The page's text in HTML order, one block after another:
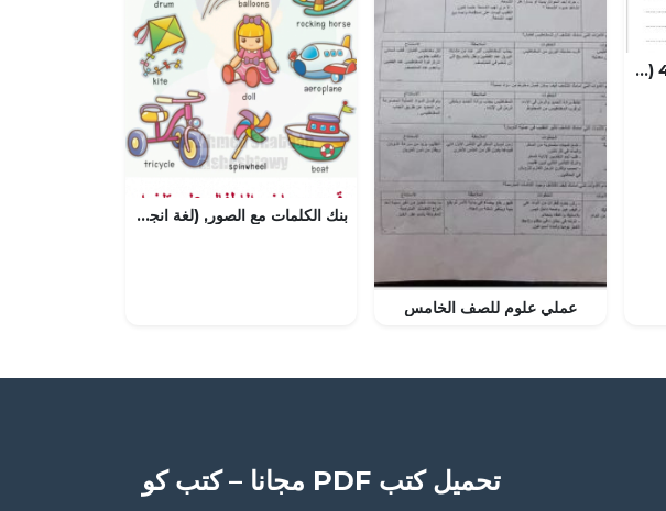
نشاط كتابة الأعداد وقراءتها 4 (رياضيات) الثاني
عملي علوم للصف الخامس
بنك الكلمات مع الصور, (لغة انجليزية) KG2
تحميل كتب PDF مجانا – كتب كو